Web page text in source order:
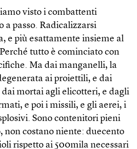
visto i combattenti
a passo. Radicalizzarsi
e più esattamente insieme al
tutto è cominciato con
Ma dai manganelli, la
ai proiettili, e dai
mortai agli elicotteri, e dagli
e poi i missili, e gli aerei, i
Sono contenitori pieni
non costano niente: duecento
rispetto ai 500mila necessari